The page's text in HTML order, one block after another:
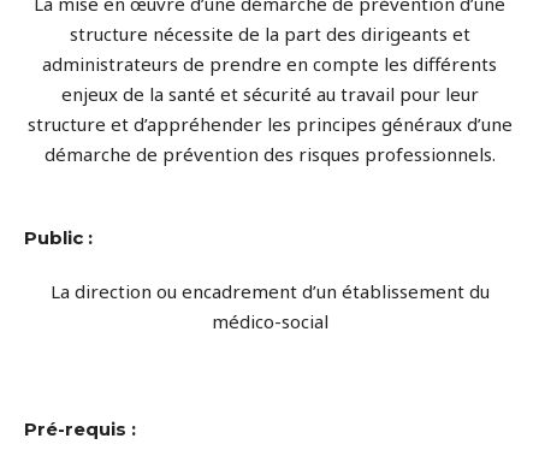
structure nécessite de la part des dirigeants et
administrateurs de prendre en compte les différents
enjeux de la santé et sécurité au travail pour leur
structure et d’appréhender les principes généraux d’une
démarche de prévention des risques professionnels.
Public :
La direction ou encadrement d’un établissement du
médico-social
Pré-requis :